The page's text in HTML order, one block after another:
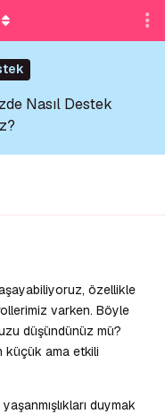
Nasıl Destek
özellikle
varken. Böyle
düşündünüz mü?
küçük ama etkili
duymak